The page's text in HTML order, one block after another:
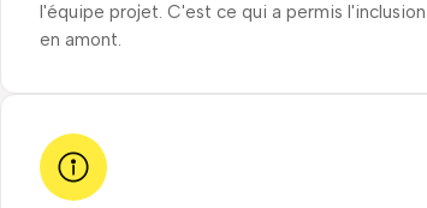
l'équipe projet. C'est ce qui a permis l'inclusion
en amont.